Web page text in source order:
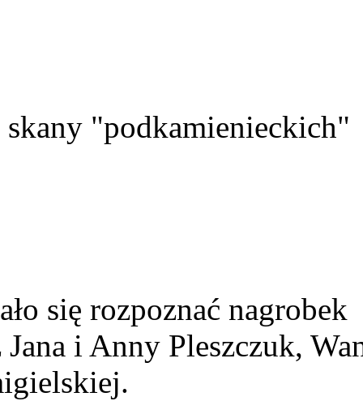
"podkamienieckich"
się rozpoznać nagrobek
i Anny Pleszczuk,